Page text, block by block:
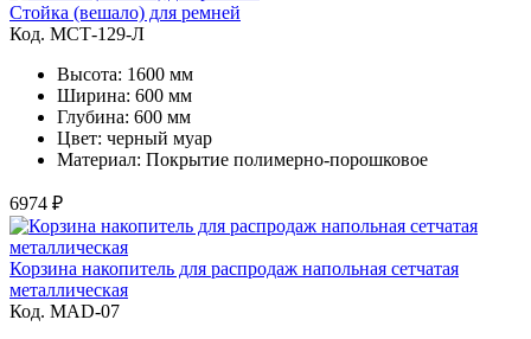
Стойка (вешало) для ремней
Код. MСТ-129-Л
Высота: 1600 мм
Ширина: 600 мм
Глубина: 600 мм
Цвет: черный муар
Материал: Покрытие полимерно-порошковое
6974 ₽
Корзина накопитель для распродаж напольная сетчатая
металлическая
Код. MAD-07